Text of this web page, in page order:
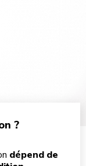
?
dépend de